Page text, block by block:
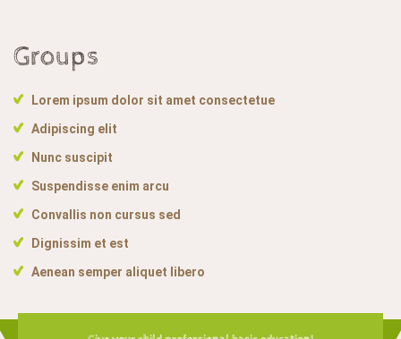
Groups
Lorem ipsum dolor sit amet consectetue
Adipiscing elit
Nunc suscipit
Suspendisse enim arcu
Convallis non cursus sed
Dignissim et est
Aenean semper aliquet libero